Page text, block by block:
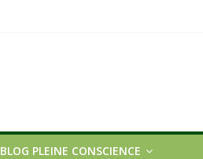
BLOG PLEINE CONSCIENCE